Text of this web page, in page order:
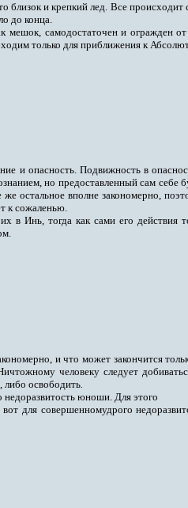
и крепкий лед. Все
до конца.
мешок, самодостаточен и огражден
только для приближения к
и опасность. Подвижность в
но предоставленный сам себе
остальное вполне закономерно,
к сожаленью.
в Инь, тогда как сами его
и что может закончится
человеку следует
либо освободить.
юноши. Для этого
для совершенномудрого